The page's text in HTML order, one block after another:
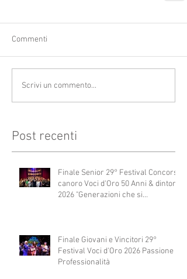
Commenti
Scrivi un commento...
Post recenti
Finale Senior 29° Festival Concorso
canoro Voci d'Oro 50 Anni & dintorni
2026 "Generazioni che si
Finale Giovani e Vincitori 29°
Festival Voci d'Oro 2026 Passione e
Professionalità